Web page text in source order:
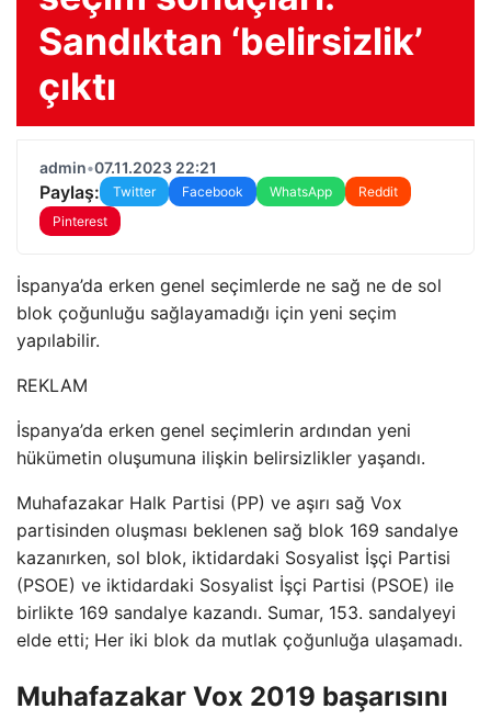
Sandıktan ‘belirsizlik’
çıktı
admin•07.11.2023 22:21
Paylaş: Twitter Facebook WhatsApp
Reddit
Pinterest
İspanya’da erken genel seçimlerde ne sağ ne de sol
blok çoğunluğu sağlayamadığı için yeni seçim
yapılabilir.
REKLAM
İspanya’da erken genel seçimlerin ardından yeni
hükümetin oluşumuna ilişkin belirsizlikler yaşandı.
Muhafazakar Halk Partisi (PP) ve aşırı sağ Vox
partisinden oluşması beklenen sağ blok 169 sandalye
kazanırken, sol blok, iktidardaki Sosyalist İşçi Partisi
(PSOE) ve iktidardaki Sosyalist İşçi Partisi (PSOE) ile
birlikte 169 sandalye kazandı. Sumar, 153. sandalyeyi
elde etti; Her iki blok da mutlak çoğunluğa ulaşamadı.
Muhafazakar Vox 2019 başarısını